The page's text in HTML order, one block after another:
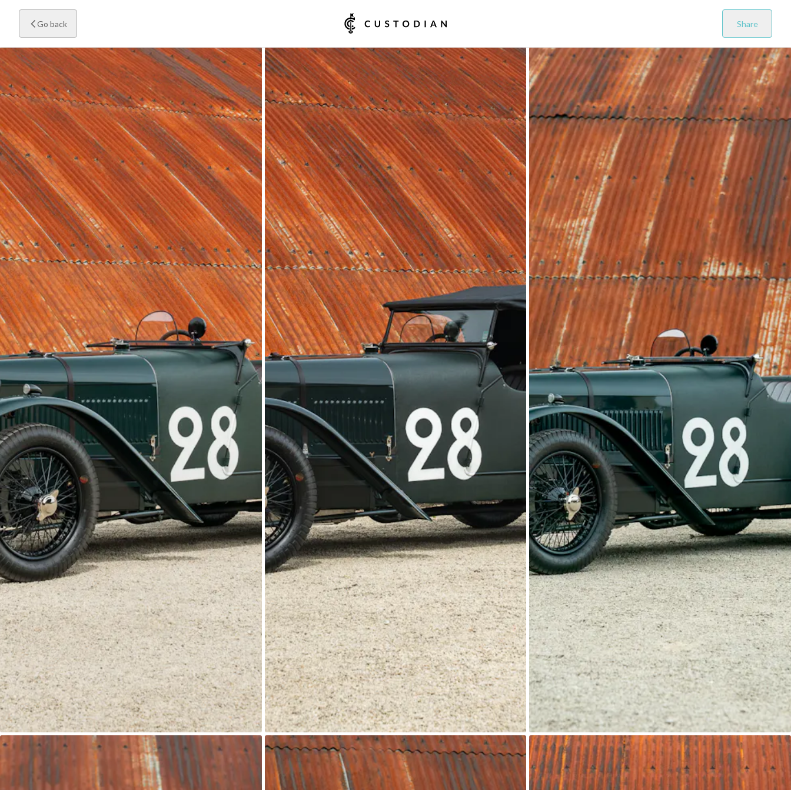
Go back Share
Alvis Le Mans Alvis Le Mans
Classic Motor Hub
Alvis Le Mans
Classic Motor Hub